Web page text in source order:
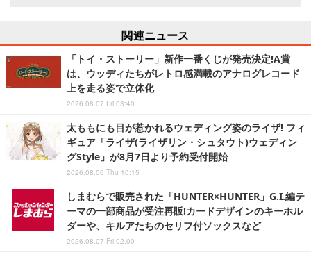
関連ニュース
「トイ・ストーリー」新作一番くじが発売決定!A賞
は、ウッディたちがレトロ感満載のアナログレコード
上を走る姿で立体化
2026.08.07 Fri 03:40
太ももにも目が惹かれるウェディング姿のライザ! フィ
ギュア「ライザ(ライザリン・シュタウト)ウェディン
グStyle」が8月7日より予約受付開始
2026.08.06 Thu 10:15
しまむらで販売された「HUNTER×HUNTER」G.I.編テ
ーマの一部商品が受注再販!カードデザインのキーホル
ダーや、キルアたちのセリフ付ソックスなど
2026.08.07 Fri 02:00